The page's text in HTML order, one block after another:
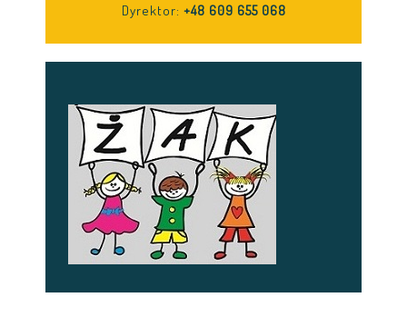
Dyrektor: +48 609 655 068